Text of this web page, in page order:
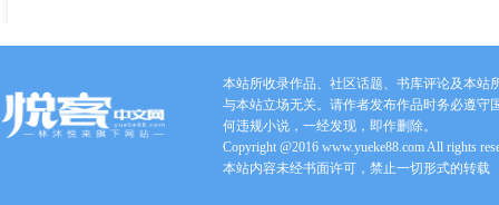
本站所收录作品、社区话题、书库评论及本站
与本站立场无关。请作者发布作品时务必遵守
何违规小说，一经发现，即作删除。
Copyright @2016 www.yueke88.com All rights
本站内容未经书面许可，禁止一切形式的转载